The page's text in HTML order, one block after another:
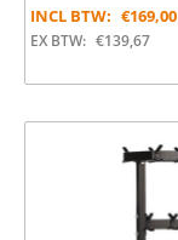
INCL BTW: €169,00
EX BTW: €139,67